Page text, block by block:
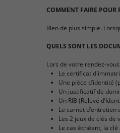
COMMENT FAIRE POUR
Rien de plus simple.
QUELS SONT LES
Lors de votre rendez-
Le certificat
Une pièce d’identité
Un justificatif de
Un RIB (Relevé
Le carnet
Les 2 jeux de clés
Le cas échéant, la